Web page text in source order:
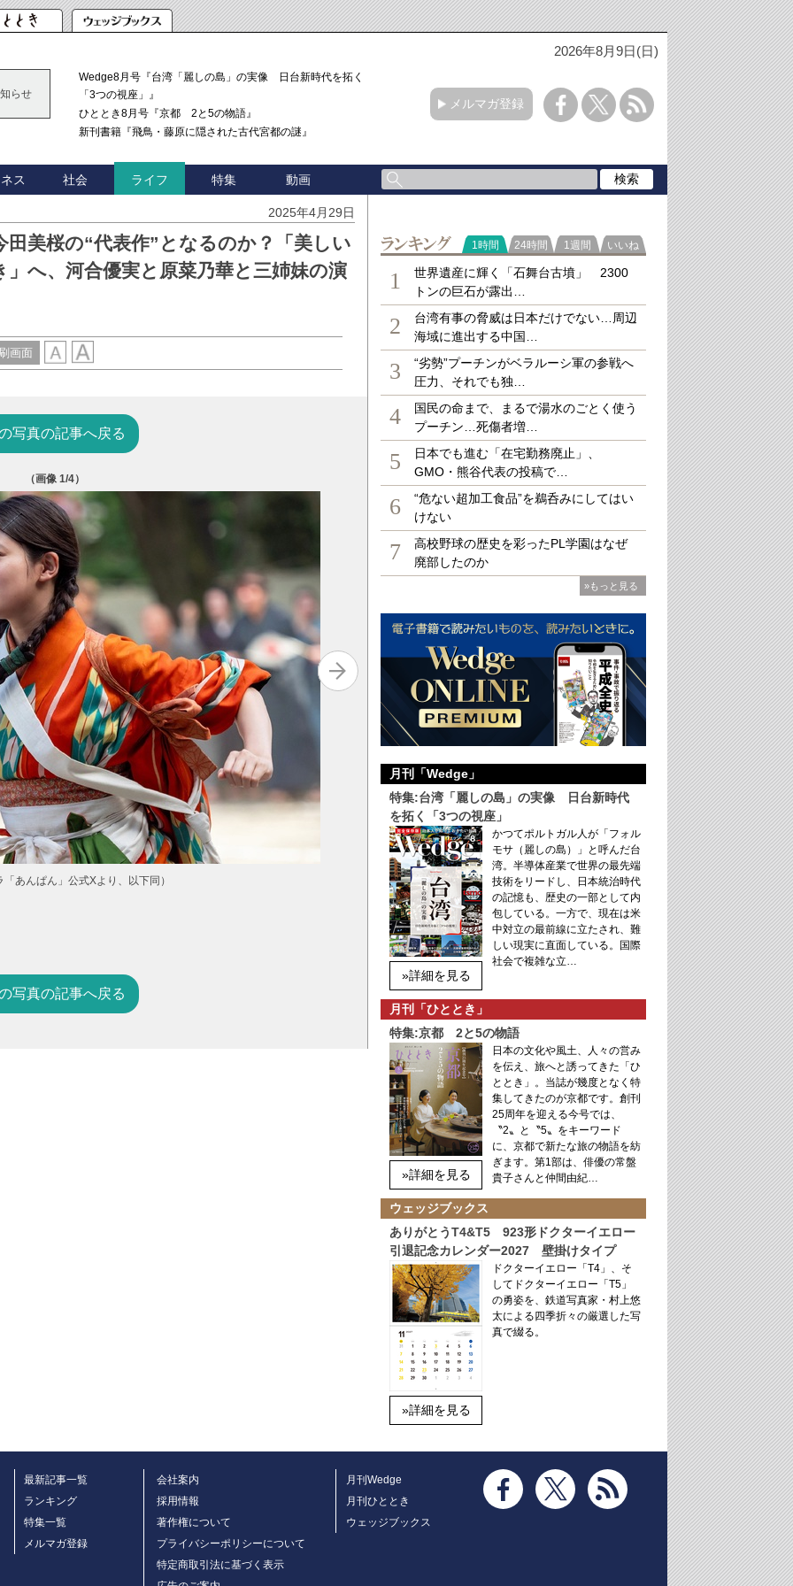
2026年8月9日(日)
らせ
Wedge8月号『台湾「麗しの島」の実像 日台新時代を拓く
「3つの視座」』
ひととき8月号『京都 2と5の物語』
新刊書籍『飛鳥・藤原に隠された古代宮都の謎』
メルマガ登録
ス 社会 ライフ 特集 動画
2025年4月29日
美桜の“代表作”となるのか？「美しい
へ、河合優実と原菜乃華と三姉妹の演
画面
写真の記事へ戻る
（画像1/4）
あんぱん」公式Xより、以下同）
三姉妹の演技にも注目
写真の記事へ戻る
ラ
1時間 24時間 1週間 いいね
1
世界遺産に輝く「石舞台古墳」 2300
トンの巨石が露出…
2
台湾有事の脅威は日本だけでない…周辺
海域に進出する中国…
3
“劣勢”プーチンがベラルーシ軍の参戦へ
圧力、それでも独…
4
国民の命まで、まるで湯水のごとく使う
プーチン…死傷者増…
5
日本でも進む「在宅勤務廃止」、
GMO・熊谷代表の投稿で…
6
“危ない超加工食品”を鵜呑みにしてはい
けない
7
高校野球の歴史を彩ったPL学園はなぜ
廃部したのか
»もっと見る
月刊「Wedge」
特集:台湾「麗しの島」の実像 日台新時代
を拓く「3つの視座」
»詳細を見る
かつてポルトガル人が「フォル
モサ（麗しの島）」と呼んだ台
湾。半導体産業で世界の最先端
技術をリードし、日本統治時代
の記憶も、歴史の一部として内
包している。一方で、現在は米
中対立の最前線に立たされ、難
しい現実に直面している。国際
社会で複雑な立…
月刊「ひととき」
特集:京都 2と5の物語
»詳細を見る
日本の文化や風土、人々の営み
を伝え、旅へと誘ってきた「ひ
ととき」。当誌が幾度となく特
集してきたのが京都です。創刊
25周年を迎える今号では、
〝2〟と〝5〟をキーワード
に、京都で新たな旅の物語を紡
ぎます。第1部は、俳優の常盤
貴子さんと仲間由紀…
ウェッジブックス
ありがとうT4&T5 923形ドクターイエロー
引退記念カレンダー2027 壁掛けタイプ
»詳細を見る
ドクターイエロー「T4」、そ
してドクターイエロー「T5」
の勇姿を、鉄道写真家・村上悠
太による四季折々の厳選した写
真で綴る。
最新記事一覧
ランキング
特集一覧
メルマガ登録
会社案内
採用情報
著作権について
プライバシーポリシーについて
特定商取引法に基づく表示
月刊Wedge
月刊ひととき
ウェッジブックス